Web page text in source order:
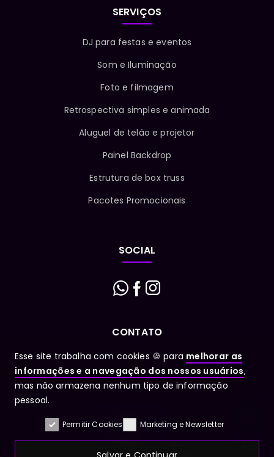
SERVIÇOS
DJ para festas e eventos
Som e Iluminação
Foto e filmagem
Retrospectiva simples e animada
Aluguel de telão e projetor
Painel Backdrop
Estrutura de box truss
Pacotes Promocionais
SOCIAL
CONTATO
E-mail
Esse site trabalha com cookies 🍪 para melhorar as
informações e a navegação dos nossos usuários,
mas não armazena nenhum tipo de informação
pessoal.
Permitir Cookies Marketing e Newsletter